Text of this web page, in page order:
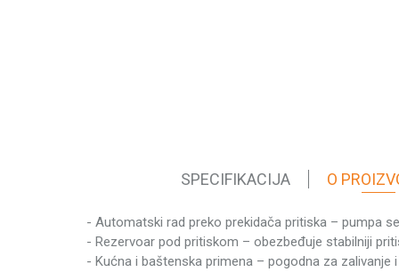
SPECIFIKACIJA O
Karakteristika
Kategorija
- Automatski rad preko prekidača pritiska – pumpa
- Rezervoar pod pritiskom – obezbeđuje stabilniji
- Kućna i baštenska primena – pogodna za zalivanje